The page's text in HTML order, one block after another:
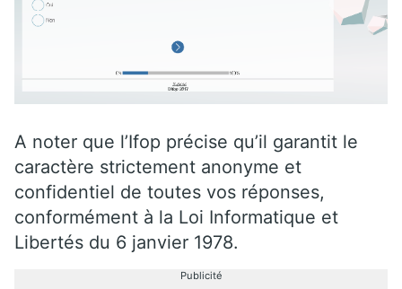
A noter que l’Ifop précise qu’il garantit le
caractère strictement anonyme et
confidentiel de toutes vos réponses,
conformément à la Loi Informatique et
Libertés du 6 janvier 1978.
Publicité